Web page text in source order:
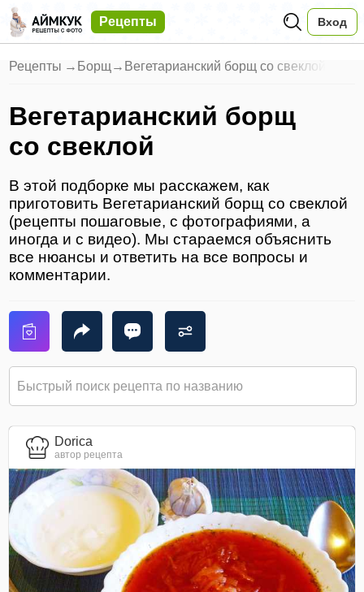
Рецепты Вход
Рецепты → Борщ → Вегетарианский борщ со свеклой
Вегетарианский борщ
со свеклой
В этой подборке мы расскажем, как
приготовить Вегетарианский борщ со свеклой
(рецепты пошаговые, с фотографиями, а
иногда и с видео). Мы стараемся объяснить
все нюансы и ответить на все вопросы и
комментарии.
Dorica
автор рецепта